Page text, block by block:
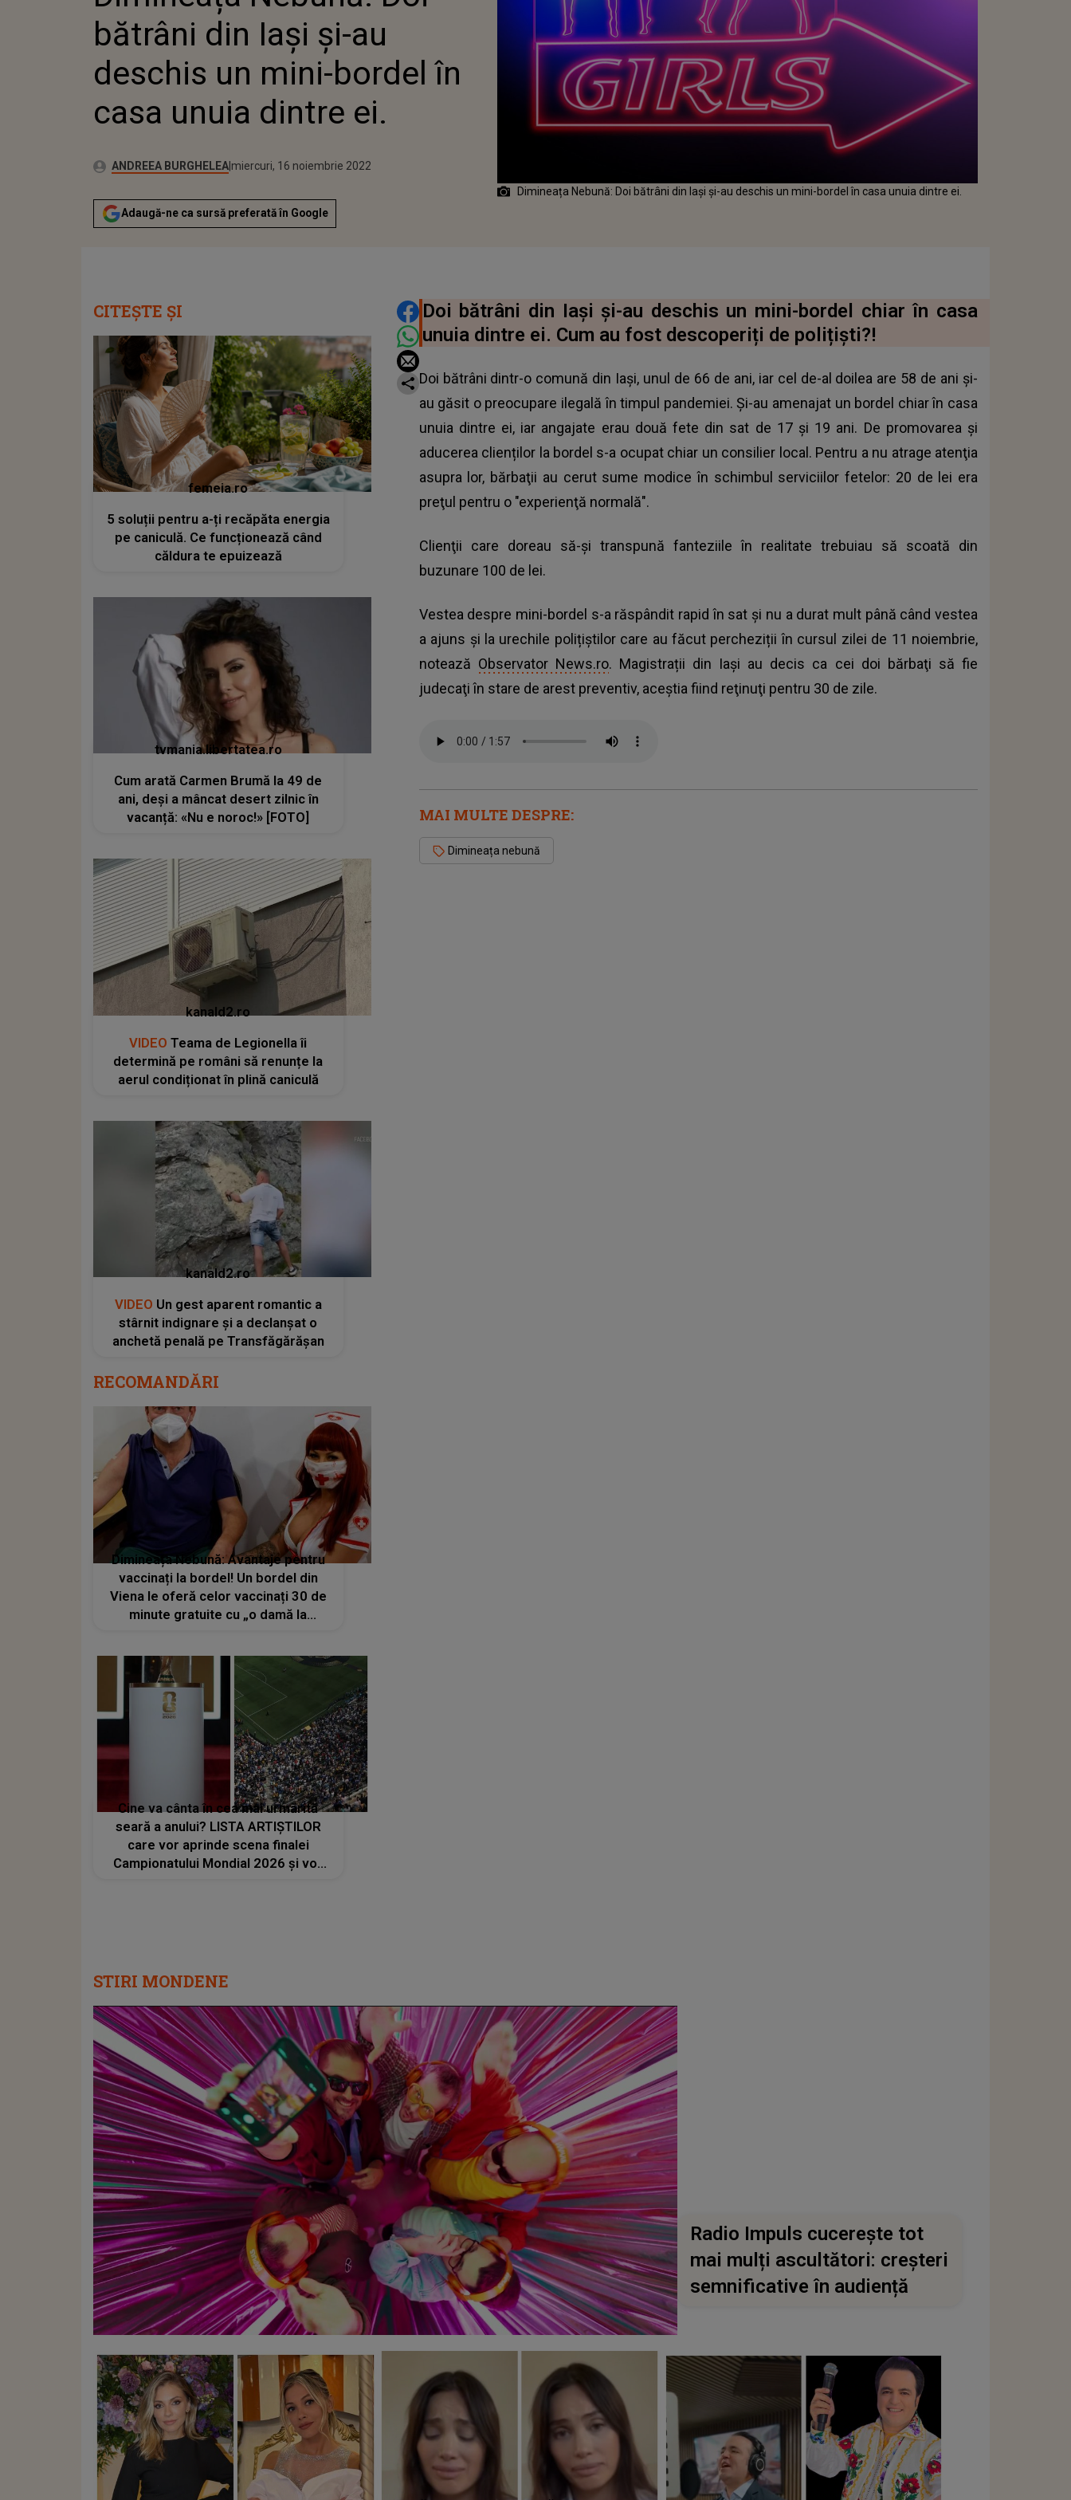
bătrâni din Iaşi şi-au
deschis un mini-bordel în
casa unuia dintre ei.
Autor:ANDREEA BURGHELEAPublicat:
marți, 16 noiembrie 2021
Actualizat:
miercuri, 16 noiembrie 2022
Adaugă-ne ca sursă preferată în Google
Dimineața Nebună: Doi bătrâni din Iaşi şi-au deschis un mini-bordel în casa unuia dintre ei.
DISTRIBUIE ARTICOLUL
Doi bătrâni din Iași și-au deschis un mini-bordel chiar în casa
unuia dintre ei. Cum au fost descoperiți de polițiști?!
Doi bătrâni dintr-o comună din Iași, unul de 66 de ani, iar cel de-al doilea are 58 de ani și-
au găsit o preocupare ilegală în timpul pandemiei. Și-au amenajat un bordel chiar în casa
unuia dintre ei, iar angajate erau două fete din sat de 17 și 19 ani. De promovarea și
aducerea clienților la bordel s-a ocupat chiar un consilier local. Pentru a nu atrage atenţia
asupra lor, bărbaţii au cerut sume modice în schimbul serviciilor fetelor: 20 de lei era
preţul pentru o "experienţă normală".
Clienţii care doreau să-şi transpună fanteziile în realitate trebuiau să scoată din
buzunare 100 de lei.
Vestea despre mini-bordel s-a răspândit rapid în sat și nu a durat mult până când vestea
a ajuns și la urechile polițiștilor care au făcut percheziții în cursul zilei de 11 noiembrie,
notează Observator News.ro. Magistrații din Iași au decis ca cei doi bărbaţi să fie
judecaţi în stare de arest preventiv, aceştia fiind reţinuţi pentru 30 de zile.
MAI MULTE DESPRE:
Dimineața nebună
CITEȘTE ȘI
femeia.ro
5 soluții pentru a-ți recăpăta energia
pe caniculă. Ce funcționează când
căldura te epuizează
tvmania.libertatea.ro
Cum arată Carmen Brumă la 49 de
ani, deși a mâncat desert zilnic în
vacanță: «Nu e noroc!» [FOTO]
kanald2.ro
VIDEO Teama de Legionella îi
determină pe români să renunțe la
aerul condiționat în plină caniculă
kanald2.ro
VIDEO Un gest aparent romantic a
stârnit indignare și a declanșat o
anchetă penală pe Transfăgărășan
RECOMANDĂRI
Dimineața Nebună: Avantaje pentru
vaccinați la bordel! Un bordel din
Viena le oferă celor vaccinați 30 de
minute gratuite cu „o damă la
Cine va cânta în cea mai urmărită
seară a anului? LISTA ARTIȘTILOR
care vor aprinde scena finalei
Campionatului Mondial 2026 și vor
STIRI MONDENE
Radio Impuls cucerește tot
mai mulți ascultători: creșteri
semnificative în audiență